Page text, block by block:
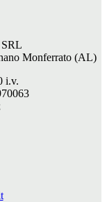
Monferrato (AL)
i.v.